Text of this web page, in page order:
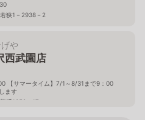
狭1－2938－2
や
西武園店
【サマータイム】7/1～8/31まで9：00
ます
幡1359－17